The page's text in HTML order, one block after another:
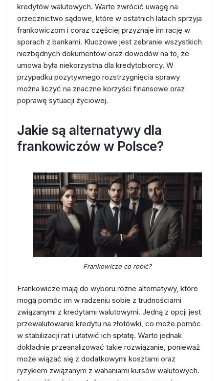
kredytów walutowych. Warto zwrócić uwagę na
orzecznictwo sądowe, które w ostatnich latach sprzyja
frankowiczom i coraz częściej przyznaje im rację w
sporach z bankami. Kluczowe jest zebranie wszystkich
niezbędnych dokumentów oraz dowodów na to, że
umowa była niekorzystna dla kredytobiorcy. W
przypadku pozytywnego rozstrzygnięcia sprawy
można liczyć na znaczne korzyści finansowe oraz
poprawę sytuacji życiowej.
Jakie są alternatywy dla
frankowiczów w Polsce?
Frankowicze co robić?
Frankowicze mają do wyboru różne alternatywy, które
mogą pomóc im w radzeniu sobie z trudnościami
związanymi z kredytami walutowymi. Jedną z opcji jest
przewalutowanie kredytu na złotówki, co może pomóc
w stabilizacji rat i ułatwić ich spłatę. Warto jednak
dokładnie przeanalizować takie rozwiązanie, ponieważ
może wiązać się z dodatkowymi kosztami oraz
ryzykiem związanym z wahaniami kursów walutowych.